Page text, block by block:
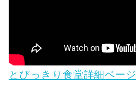
とびっきり食堂詳細ページ